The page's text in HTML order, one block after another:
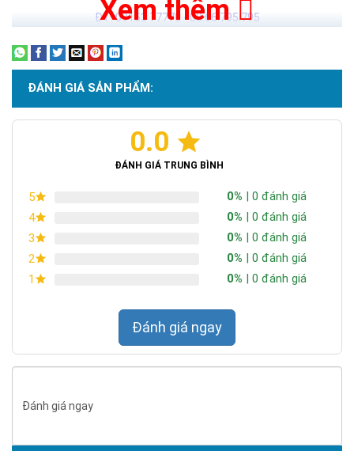
ĐT: 09153 77770 - 08.66.795.795
Xem thêm
ĐÁNH GIÁ SẢN PHẨM:
0.0
ĐÁNH GIÁ TRUNG BÌNH
5 0% | 0 đánh giá
4
0% | 0 đánh giá
3
0% | 0 đánh giá
2
0% | 0 đánh giá
1
0% | 0 đánh giá
Đánh giá ngay
Đánh giá ngay